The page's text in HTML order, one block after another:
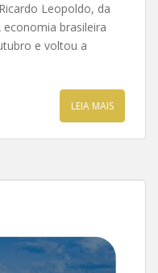
Leopoldo, da
economia brasileira
e voltou a
LEIA MAIS